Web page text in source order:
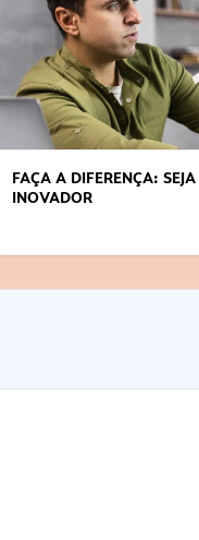
FAÇA A DIFERENÇA:
INOVADOR